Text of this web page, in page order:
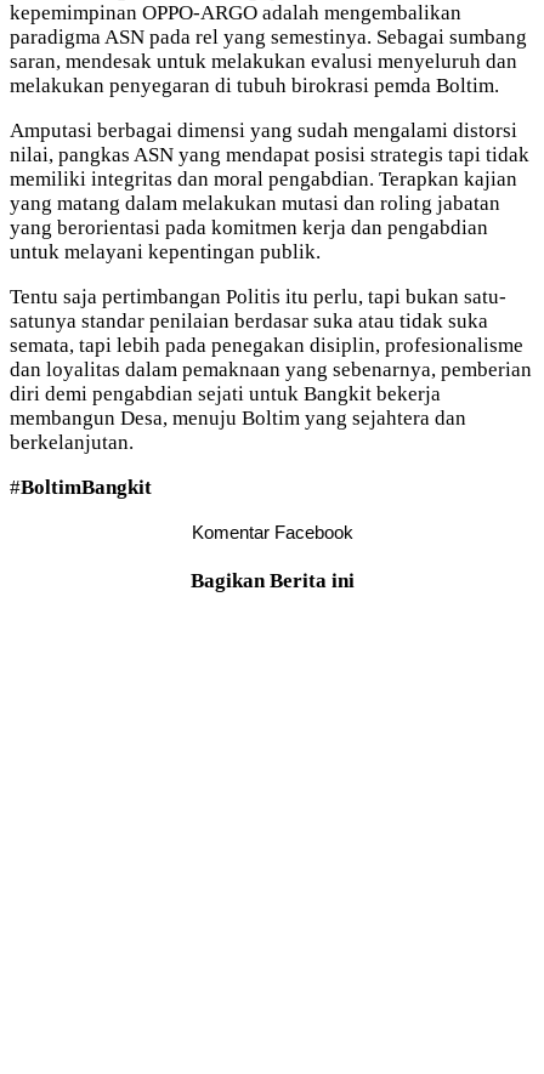
kepemimpinan OPPO-ARGO adalah mengembalikan
paradigma ASN pada rel yang semestinya. Sebagai sumbang
saran, mendesak untuk melakukan evalusi menyeluruh dan
melakukan penyegaran di tubuh birokrasi pemda Boltim.
Amputasi berbagai dimensi yang sudah mengalami distorsi
nilai, pangkas ASN yang mendapat posisi strategis tapi tidak
memiliki integritas dan moral pengabdian. Terapkan kajian
yang matang dalam melakukan mutasi dan roling jabatan
yang berorientasi pada komitmen kerja dan pengabdian
untuk melayani kepentingan publik.
Tentu saja pertimbangan Politis itu perlu, tapi bukan satu-
satunya standar penilaian berdasar suka atau tidak suka
semata, tapi lebih pada penegakan disiplin, profesionalisme
dan loyalitas dalam pemaknaan yang sebenarnya, pemberian
diri demi pengabdian sejati untuk Bangkit bekerja
membangun Desa, menuju Boltim yang sejahtera dan
berkelanjutan.
#BoltimBangkit
Komentar Facebook
Bagikan Berita ini